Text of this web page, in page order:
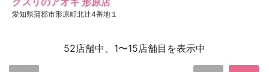
愛知県蒲郡市形原町北辻4番地１
52店舗中、1〜15店舗目を表示中